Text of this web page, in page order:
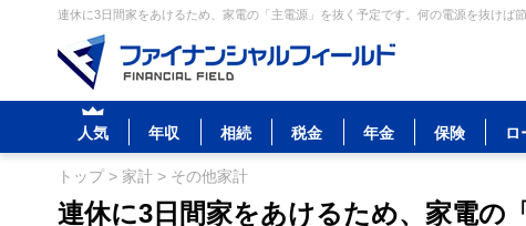
連休に3日間家をあけるため、家電の「主電源」を抜く予定です。何の電源を抜けば
人気 年収 相続 税金 年金 保険 ロ
トップ> 家計 > その他家計
連休に3日間家をあけるため、家電の